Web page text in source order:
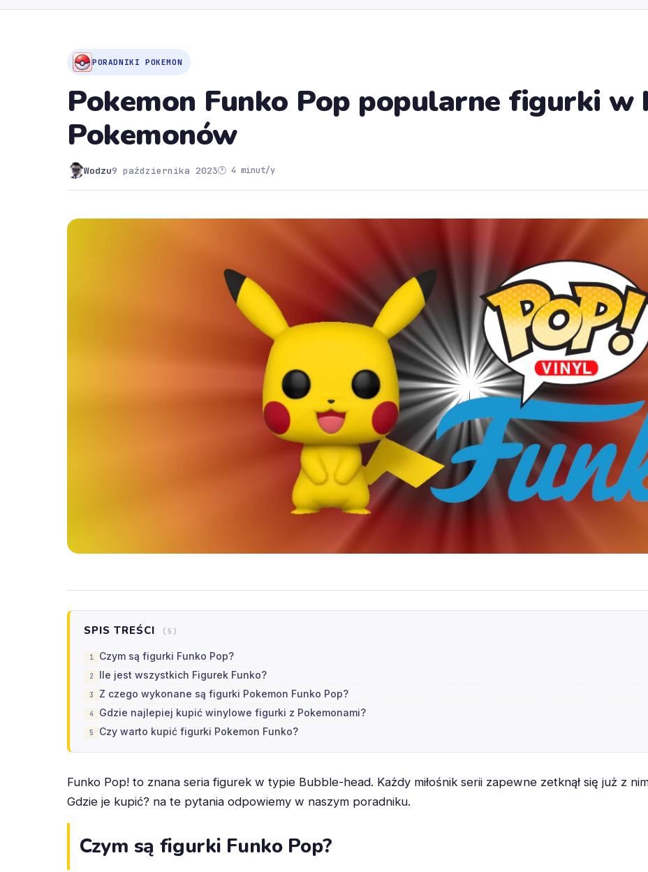
PORADNIKI POKEMON
Pokemon Funko Pop popularne figurki w
Pokemonów
Wodzu9 października 2023🕐 4 minut/y
SPIS TREŚCI (5)
Czym są figurki Funko Pop?
Ile jest wszystkich Figurek Funko?
Z czego wykonane są figurki Pokemon Funko Pop?
Gdzie najlepiej kupić winylowe figurki z Pokemonami?
Czy warto kupić figurki Pokemon Funko?
Funko Pop! to znana seria figurek w typie Bubble-head. Każdy miłośnik serii zapewne zetknął się już z
Gdzie je kupić? na te pytania odpowiemy w naszym poradniku.
Czym są figurki Funko Pop?